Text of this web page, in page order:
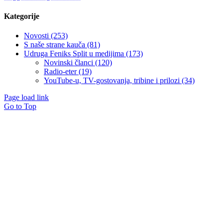
Kategorije
Novosti (253)
S naše strane kauča (81)
Udruga Feniks Split u medijima (173)
Novinski članci (120)
Radio-eter (19)
YouTube-u, TV-gostovanja, tribine i prilozi (34)
Page load link
Go to Top